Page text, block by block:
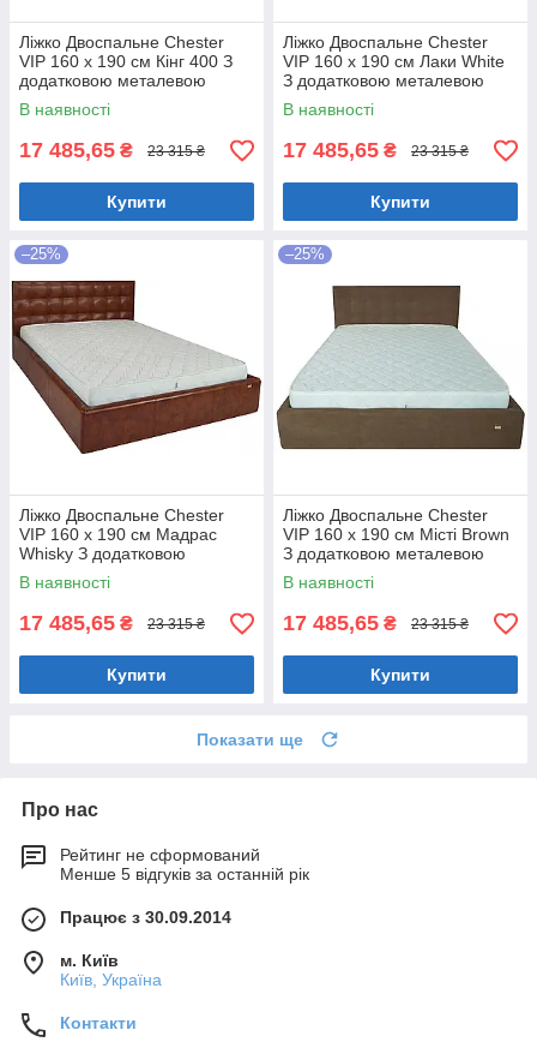
Ліжко Двоспальне Chester
VIP 160 х 190 см Кінг 400 З
додатковою металевою
цільнозварною рамою C1
Білий
В наявності
17 485,65 ₴ 23 315 ₴
Купити
Ліжко Двоспальне Chester
VIP 160 х 190 см Лаки White
З додатковою металевою
цільнозварною рамою Білий
В наявності
17 485,65 ₴ 23 315 ₴
Купити
–25%
Ліжко Двоспальне Chester
VIP 160 х 190 см Мадрас
Whisky З додатковою
металевою цільнозварною
рамою Коричневий
В наявності
17 485,65 ₴ 23 315 ₴
Купити
–25%
Ліжко Двоспальне Chester
VIP 160 х 190 см Місті Brown
З додатковою металевою
цільнозварною рамою
Коричневий
В наявності
17 485,65 ₴ 23 315 ₴
Купити
Показати ще
Про нас
Рейтинг не сформований
Менше 5 відгуків за останній рік
Працює з 30.09.2014
м. Київ
Київ, Україна
Контакти